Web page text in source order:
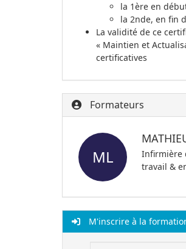
la 1ère en
la 2nde, en fin
La validité de ce
« Maintien et
certificatives
Formateurs
ML
Infirmière
travail &
M'inscrire à la